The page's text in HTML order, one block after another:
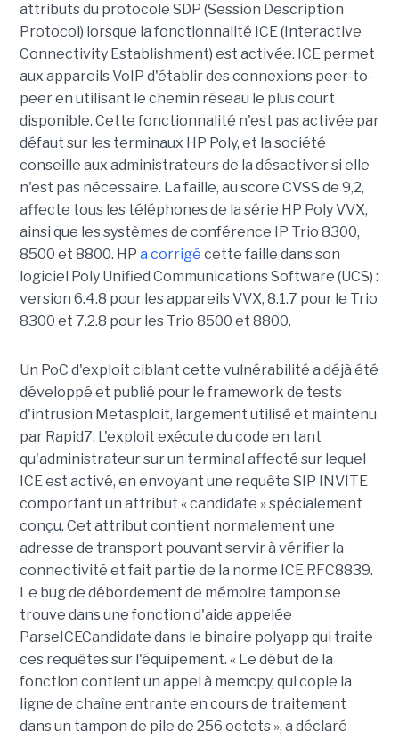
attributs du protocole SDP (Session Description
Protocol) lorsque la fonctionnalité ICE (Interactive
Connectivity Establishment) est activée. ICE permet
aux appareils VoIP d'établir des connexions peer-to-
peer en utilisant le chemin réseau le plus court
disponible. Cette fonctionnalité n'est pas activée par
défaut sur les terminaux HP Poly, et la société
conseille aux administrateurs de la désactiver si elle
n'est pas nécessaire. La faille, au score CVSS de 9,2,
affecte tous les téléphones de la série HP Poly VVX,
ainsi que les systèmes de conférence IP Trio 8300,
8500 et 8800. HP a corrigé cette faille dans son
logiciel Poly Unified Communications Software (UCS) :
version 6.4.8 pour les appareils VVX, 8.1.7 pour le Trio
8300 et 7.2.8 pour les Trio 8500 et 8800.
Un PoC d'exploit ciblant cette vulnérabilité a déjà été
développé et publié pour le framework de tests
d'intrusion Metasploit, largement utilisé et maintenu
par Rapid7. L'exploit exécute du code en tant
qu'administrateur sur un terminal affecté sur lequel
ICE est activé, en envoyant une requête SIP INVITE
comportant un attribut « candidate » spécialement
conçu. Cet attribut contient normalement une
adresse de transport pouvant servir à vérifier la
connectivité et fait partie de la norme ICE RFC8839.
Le bug de débordement de mémoire tampon se
trouve dans une fonction d'aide appelée
ParseICECandidate dans le binaire polyapp qui traite
ces requêtes sur l'équipement. « Le début de la
fonction contient un appel à memcpy, qui copie la
ligne de chaîne entrante en cours de traitement
dans un tampon de pile de 256 octets », a déclaré